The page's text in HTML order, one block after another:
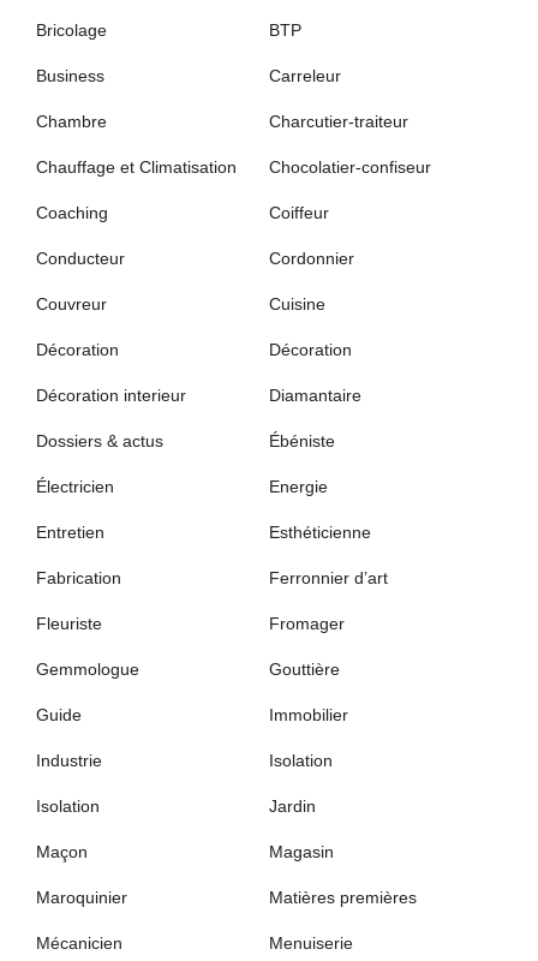
Bricolage BTP
Business Carreleur
Chambre Charcutier-traiteur
Chauffage et Climatisation Chocolatier-confiseur
Coaching Coiffeur
Conducteur Cordonnier
Couvreur Cuisine
Décoration Décoration
Décoration interieur Diamantaire
Dossiers & actus Ébéniste
Électricien Energie
Entretien Esthéticienne
Fabrication Ferronnier d’art
Fleuriste Fromager
Gemmologue Gouttière
Guide Immobilier
Industrie Isolation
Isolation Jardin
Maçon Magasin
Maroquinier Matières premières
Mécanicien Menuiserie